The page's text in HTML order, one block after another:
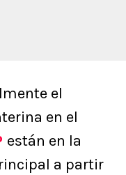
el
en el
están en la
a partir